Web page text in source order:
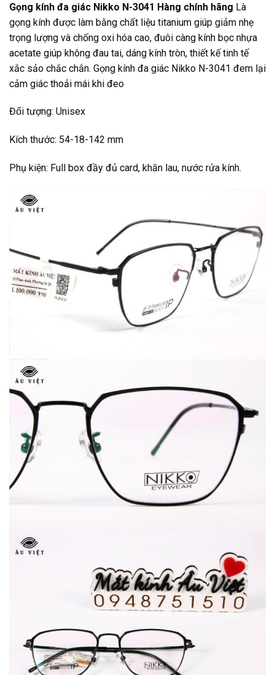
Gọng kính đa giác Nikko N-3041 Hàng chính hãng Là
gọng kính được làm bằng chất liệu titanium giúp giảm nhẹ
trọng lượng và chống oxi hóa cao, đuôi càng kính bọc nhựa
acetate giúp không đau tai, dáng kính tròn, thiết kế tinh tế
xắc sảo chắc chắn. Gọng kính đa giác Nikko N-3041 đem lại
cảm giác thoải mái khi đeo
Đối tượng: Unisex
Kích thước: 54-18-142 mm
Phụ kiện: Full box đầy đủ card, khăn lau, nước rửa kính.